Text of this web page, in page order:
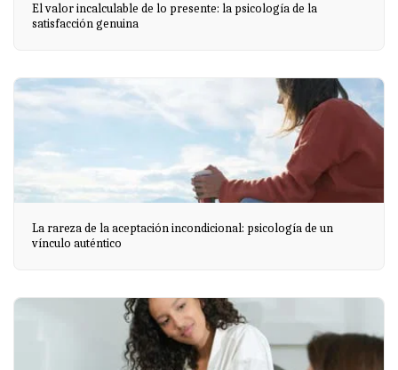
El valor incalculable de lo presente: la psicología de la
satisfacción genuina
La rareza de la aceptación incondicional: psicología de un
vínculo auténtico